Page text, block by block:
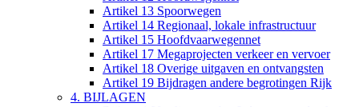
Artikel 13 Spoorwegen
Artikel 14 Regionaal, lokale infrastructuur
Artikel 15 Hoofdvaarwegennet
Artikel 17 Megaprojecten verkeer en vervoer
Artikel 18 Overige uitgaven en ontvangsten
Artikel 19 Bijdragen andere begrotingen Rijk
4. BIJLAGEN